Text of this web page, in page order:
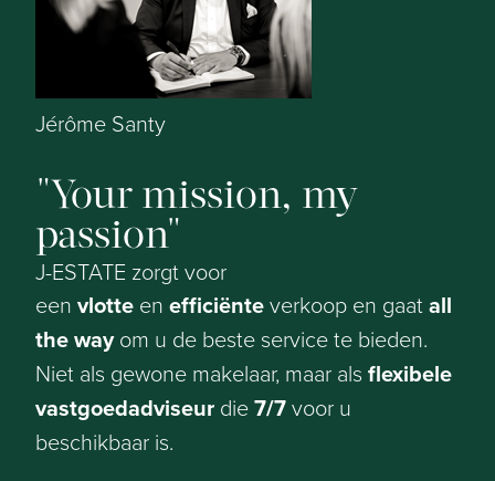
Jérôme Santy
Your mission, my
passion
J-ESTATE zorgt voor
een vlotte en efficiënteverkoop en gaatall
the wayom u de beste service te bieden.
Niet als gewone makelaar, maar als flexibele
vastgoedadviseur die7/7voor u
beschikbaar is.